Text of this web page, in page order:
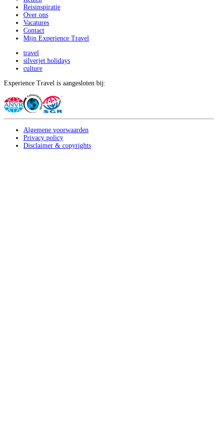
Reisinspiratie
Over ons
Vacatures
Contact
Mijn Experience Travel
travel
silverjet holidays
culture
Experience Travel is aangesloten bij:
Algemene voorwaarden
Privacy policy
Disclaimer & copyrights